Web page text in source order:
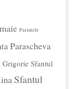
Parintele
Parascheva
Grigorie Sfantul
Sfantul